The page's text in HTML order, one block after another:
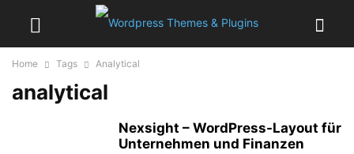
Home Tags Analytical
analytical
Nexsight – WordPress-Layout für
Unternehmen und Finanzen